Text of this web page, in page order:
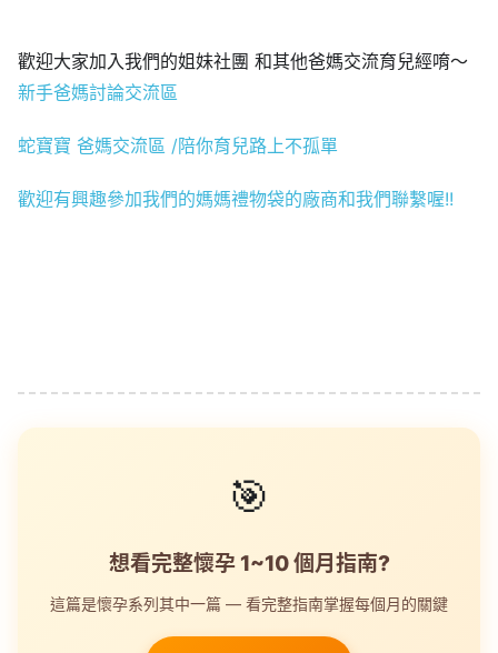
歡迎大家加入我們的姐妹社團 和其他爸媽交流育兒經唷～
新手爸媽討論交流區
蛇寶寶 爸媽交流區 /陪你育兒路上不孤單
歡迎有興趣參加我們的媽媽禮物袋的廠商和我們聯繫喔!!
🎯
想看完整懷孕 1~10 個月指南?
這篇是懷孕系列其中一篇 — 看完整指南掌握每個月的關鍵